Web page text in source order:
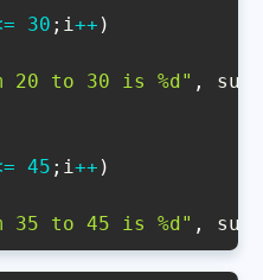
30 ; i++ )
20 to 30 is %d" , sum
45 ; i++ )
35 to 45 is %d" , sum